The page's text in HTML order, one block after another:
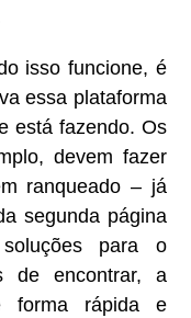
isso funcione, é
essa plataforma
está fazendo. Os
devem fazer
ranqueado – já
segunda página
para o
de encontrar, a
forma rápida e